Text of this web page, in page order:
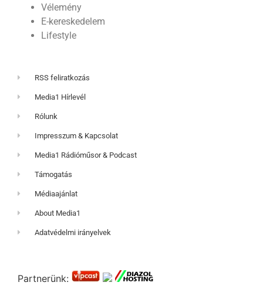
Vélemény
E-kereskedelem
Lifestyle
RSS feliratkozás
Media1 Hírlevél
Rólunk
Impresszum & Kapcsolat
Media1 Rádióműsor & Podcast
Támogatás
Médiaajánlat
About Media1
Adatvédelmi irányelvek
Partnerünk: